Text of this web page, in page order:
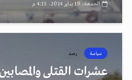
الجمعة، 19 يناير 2024، 4:15 م
سياسة رصد
عشرات القتلى